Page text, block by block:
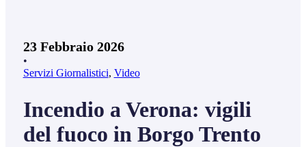
23 Febbraio 2026
•
Servizi Giornalistici, Video
Incendio a Verona: vigili
del fuoco in Borgo Trento